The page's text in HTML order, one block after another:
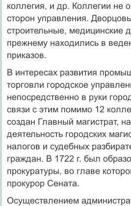
коллегия, и др. Коллегии не
сторон управления.
строительные, медицинские
прежнему находились в
приказов.
В интересах развития
торговли городское
непосредственно в руки
связи с этим помимо 12
создан Главный магистрат,
деятельность городских
налогов и судебных
граждан. В 1722 г. был
прокуратуры, во главе
прокурор Сената.
Осуществлением